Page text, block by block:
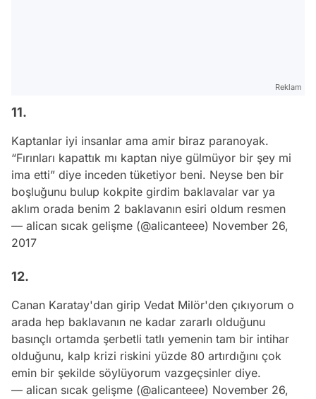
Reklam
11.
Kaptanlar iyi insanlar ama amir biraz paranoyak.
“Fırınları kapattık mı kaptan niye gülmüyor bir şey mi
ima etti” diye inceden tüketiyor beni. Neyse ben bir
boşluğunu bulup kokpite girdim baklavalar var ya
aklım orada benim 2 baklavanın esiri oldum resmen
— alican sıcak gelişme (@alicanteee) November 26,
2017
12.
Canan Karatay'dan girip Vedat Milör'den çıkıyorum o
arada hep baklavanın ne kadar zararlı olduğunu
basınçlı ortamda şerbetli tatlı yemenin tam bir intihar
olduğunu, kalp krizi riskini yüzde 80 artırdığını çok
emin bir şekilde söylüyorum vazgeçsinler diye.
— alican sıcak gelişme (@alicanteee) November 26,